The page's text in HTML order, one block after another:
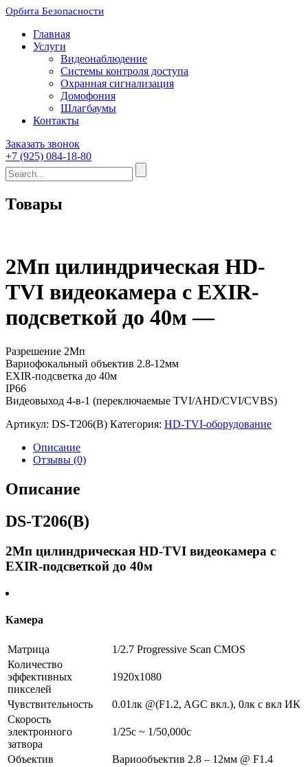
Орбита Безопасности
Главная
Услуги
Видеонаблюдение
Системы контроля доступа
Охранная сигнализация
Домофония
Шлагбаумы
Контакты
Заказать звонок
+7 (925) 084-18-80
Товары
2Мп цилиндрическая HD-
TVI видеокамера с EXIR-
подсветкой до 40м —
Разрешение 2Мп
Вариофокальный объектив 2.8-12мм
EXIR-подсветка до 40м
IP66
Видеовыход 4-в-1 (переключаемые TVI/AHD/CVI/CVBS)
Артикул: DS-T206(B) Категория: HD-TVI-оборудование
Описание
Отзывы (0)
Описание
DS-T206(B)
2Мп цилиндрическая HD-TVI видеокамера с
EXIR-подсветкой до 40м
Камера
Матрица
1/2.7 Progressive Scan CMOS
Количество
эффективных
пикселей
1920х1080
Чувствительность
0.01лк @(F1.2, AGC вкл.), 0лк с вкл ИК
Скорость
электронного
затвора
1/25с ~ 1/50,000с
Объектив
Вариообъектив 2.8 – 12мм @ F1.4